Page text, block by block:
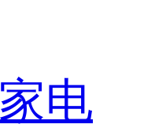
家电